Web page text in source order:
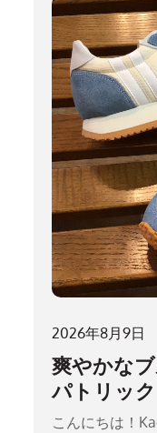
2026年8月9日
爽やかな
パトリッ
こんにちは！